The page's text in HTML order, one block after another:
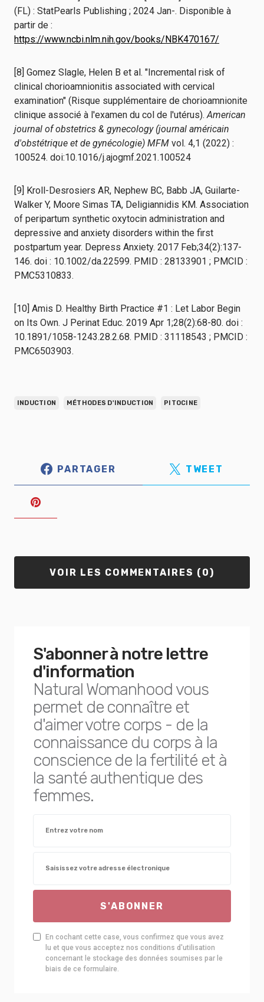
(FL) : StatPearls Publishing ; 2024 Jan-. Disponible à
partir de :
https://www.ncbi.nlm.nih.gov/books/NBK470167/
[8] Gomez Slagle, Helen B et al. "Incremental risk of
clinical chorioamnionitis associated with cervical
examination" (Risque supplémentaire de chorioamnionite
clinique associé à l'examen du col de l'utérus).American
journal of obstetrics & gynecology (journal américain
d'obstétrique et de gynécologie) MFM vol. 4,1 (2022) :
100524. doi:10.1016/j.ajogmf.2021.100524
[9] Kroll-Desrosiers AR, Nephew BC, Babb JA, Guilarte-
Walker Y, Moore Simas TA, Deligiannidis KM. Association
of peripartum synthetic oxytocin administration and
depressive and anxiety disorders within the first
postpartum year. Depress Anxiety. 2017 Feb;34(2):137-
146. doi : 10.1002/da.22599. PMID : 28133901 ; PMCID :
PMC5310833.
[10] Amis D. Healthy Birth Practice #1 : Let Labor Begin
on Its Own. J Perinat Educ. 2019 Apr 1;28(2):68-80. doi :
10.1891/1058-1243.28.2.68. PMID : 31118543 ; PMCID :
PMC6503903.
INDUCTION MÉTHODES D'INDUCTION PITOCINE
PARTAGER TWEET
VOIR LES COMMENTAIRES (0)
S'abonner à notre lettre
d'information
Natural Womanhood vous
permet de connaître et
d'aimer votre corps - de la
connaissance du corps à la
conscience de la fertilité et à
la santé authentique des
femmes.
S'ABONNER
En cochant cette case, vous confirmez que vous avez
lu et que vous acceptez nos conditions d'utilisation
concernant le stockage des données soumises par le
biais de ce formulaire.